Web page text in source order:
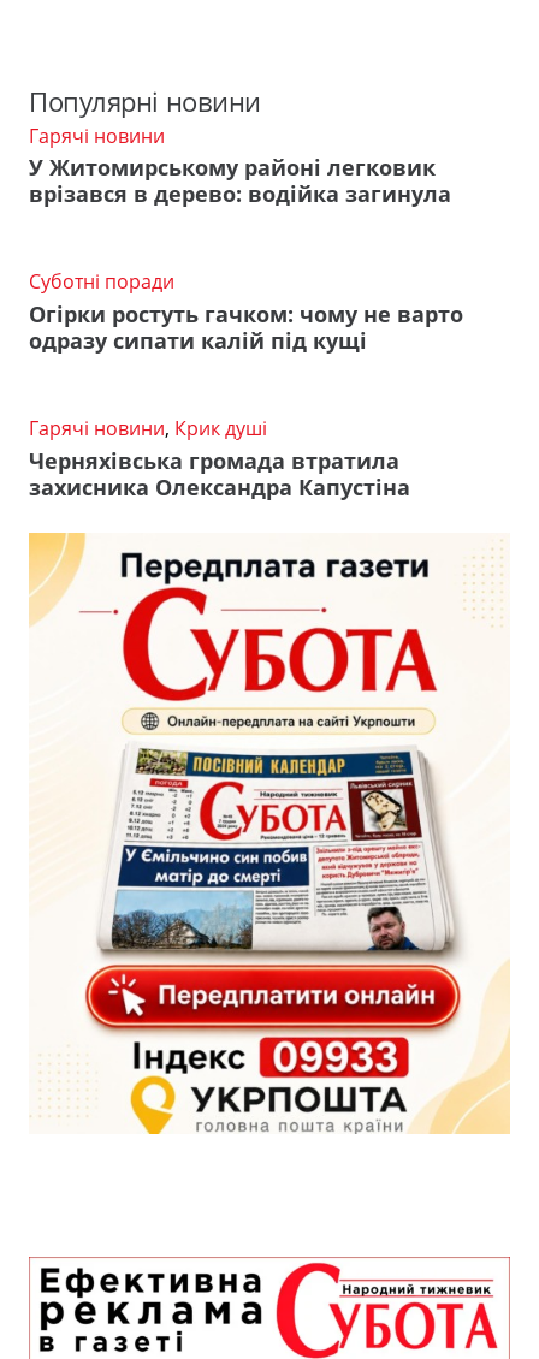
Популярні новини
Гарячі новини
У Житомирському районі легковик
врізався в дерево: водійка загинула
Суботні поради
Огірки ростуть гачком: чому не варто
одразу сипати калій під кущі
Гарячі новини, Крик душі
Черняхівська громада втратила
захисника Олександра Капустіна